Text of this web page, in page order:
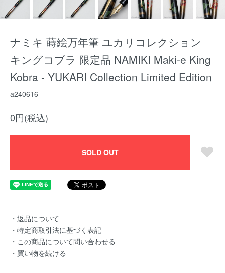
ナミキ 蒔絵万年筆 ユカリコレクション
キングコブラ 限定品 NAMIKI Maki-e King
Kobra - YUKARI Collection Limited Edition
a240616
0円(税込)
SOLD OUT
・返品について
・特定商取引法に基づく表記
・この商品について問い合わせる
・買い物を続ける